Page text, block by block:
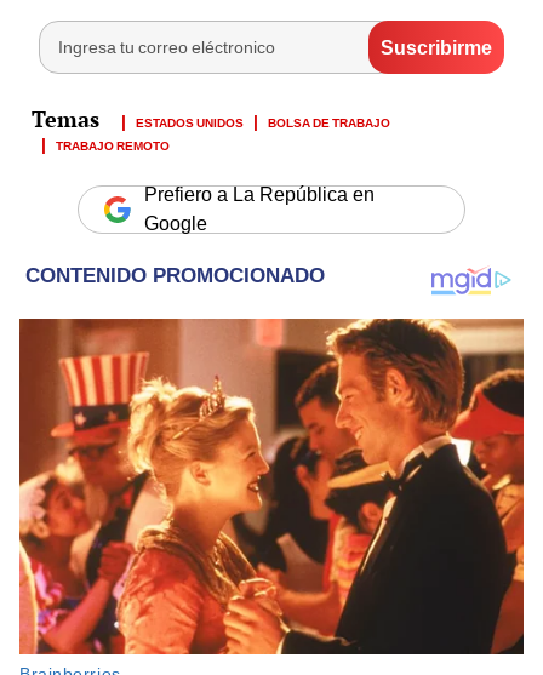
ESTADOS UNIDOS
BOLSA DE TRABAJO
TRABAJO REMOTO
Prefiero a La República en
Google